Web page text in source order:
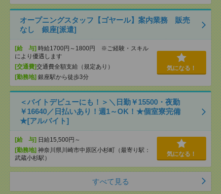
オープニングスタッフ【ゴヤール】案内業務 販売
なし 銀座[派遣]
[給 与] 時給1700円～1800円 ※ご経験・スキル
により優遇します
[交通費]交通費全額支給（規定あり）
[勤務地] 銀座駅から徒歩3分
気になる！
＜バイトデビューにも！＞＼日勤￥15500・夜勤
￥16640／日払いあり！週1～OK！★個室寮完備
★[アルバイト]
[給 与] 日給15,500円～
[勤務地] 神奈川県川崎市中原区小杉町（最寄り駅：
武蔵小杉駅）
気になる！
すべて見る